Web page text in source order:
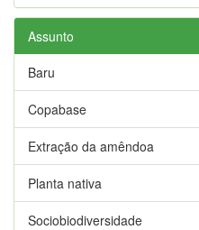
Assunto
Baru
Copabase
Extração da amêndoa
Planta nativa
Sociobiodiversidade